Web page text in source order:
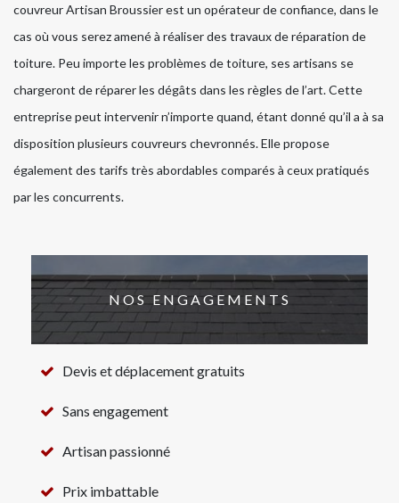
couvreur Artisan Broussier est un opérateur de confiance, dans le
cas où vous serez amené à réaliser des travaux de réparation de
toiture. Peu importe les problèmes de toiture, ses artisans se
chargeront de réparer les dégâts dans les règles de l’art. Cette
entreprise peut intervenir n’importe quand, étant donné qu’il a à sa
disposition plusieurs couvreurs chevronnés. Elle propose
également des tarifs très abordables comparés à ceux pratiqués
par les concurrents.
NOS ENGAGEMENTS
Devis et déplacement gratuits
Sans engagement
Artisan passionné
Prix imbattable